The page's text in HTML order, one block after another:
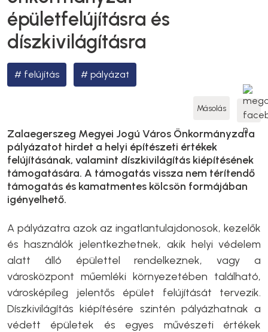
épületfelújításra és
díszkivilágításra
felújítás pályázat
Másolás
Zalaegerszeg Megyei Jogú Város Önkormányzata
pályázatot hirdet a helyi építészeti értékek
felújításának, valamint díszkivilágítás kiépítésének
támogatására. A támogatás vissza nem térítendő
támogatás és kamatmentes kölcsön formájában
igényelhető.
A pályázatra azok az ingatlantulajdonosok, kezelők
és használók jelentkezhetnek, akik helyi védelem
alatt álló épülettel rendelkeznek, vagy a
városközpont műemléki környezetében található,
városképileg jelentős épület felújítását tervezik.
Díszkivilágítás kiépítésére szintén pályázhatnak a
védett épületek és egyes művészeti értékek